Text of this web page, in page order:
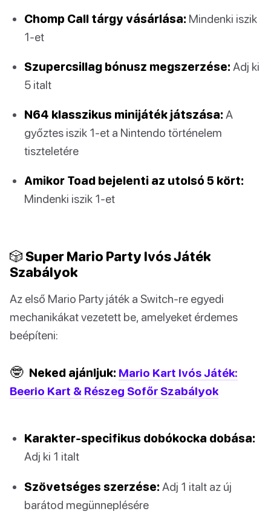
Chomp Call tárgy vásárlása: Mindenki iszik
1-et
Szupercsillag bónusz megszerzése: Adj ki
5 italt
N64 klasszikus minijáték játszása: A
győztes iszik 1-et a Nintendo történelem
tiszteletére
Amikor Toad bejelenti az utolsó 5 kört:
Mindenki iszik 1-et
🎲 Super Mario Party Ivós Játék
Szabályok
Az első Mario Party játék a Switch-re egyedi
mechanikákat vezetett be, amelyeket érdemes
beépíteni:
🤓 Neked ajánljuk: Mario Kart Ivós Játék:
Beerio Kart & Részeg Sofőr Szabályok
Karakter-specifikus dobókocka dobása:
Adj ki 1 italt
Szövetséges szerzése: Adj 1 italt az új
barátod megünneplésére